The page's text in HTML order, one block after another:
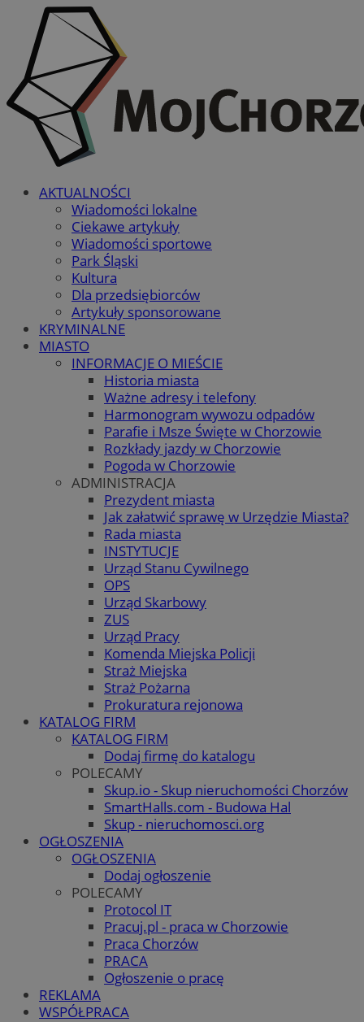
AKTUALNOŚCI
Wiadomości lokalne
Ciekawe artykuły
Wiadomości sportowe
Park Śląski
Kultura
Dla przedsiębiorców
Artykuły sponsorowane
KRYMINALNE
MIASTO
INFORMACJE O MIEŚCIE
Historia miasta
Ważne adresy i telefony
Harmonogram wywozu odpadów
Parafie i Msze Święte w Chorzowie
Rozkłady jazdy w Chorzowie
Pogoda w Chorzowie
ADMINISTRACJA
Prezydent miasta
Jak załatwić sprawę w Urzędzie Miasta?
Rada miasta
INSTYTUCJE
Urząd Stanu Cywilnego
OPS
Urząd Skarbowy
ZUS
Urząd Pracy
Komenda Miejska Policji
Straż Miejska
Straż Pożarna
Prokuratura rejonowa
KATALOG FIRM
KATALOG FIRM
Dodaj firmę do katalogu
POLECAMY
Skup.io - Skup nieruchomości Chorzów
SmartHalls.com - Budowa Hal
Skup - nieruchomosci.org
OGŁOSZENIA
OGŁOSZENIA
Dodaj ogłoszenie
POLECAMY
Protocol IT
Pracuj.pl - praca w Chorzowie
Praca Chorzów
PRACA
Ogłoszenie o pracę
REKLAMA
WSPÓŁPRACA